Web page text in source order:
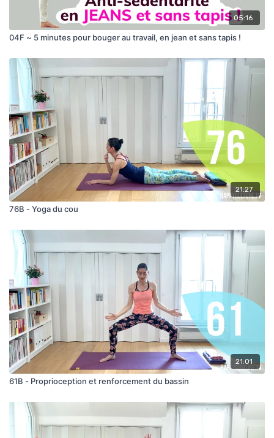
05:16
04F ~ 5 minutes pour bouger au travail, en jean et sans tapis !
21:27
76B - Yoga du cou
21:01
61B - Proprioception et renforcement du bassin